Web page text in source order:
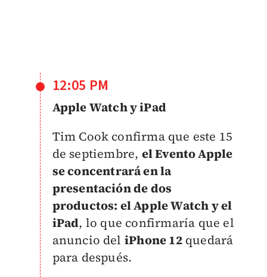
12:05 PM
Apple Watch y iPad
Tim Cook confirma que este 15
de septiembre, el Evento Apple
se concentrará en la
presentación de dos
productos: el Apple Watch y el
iPad, lo que confirmaría que el
anuncio del iPhone 12quedará
para después.